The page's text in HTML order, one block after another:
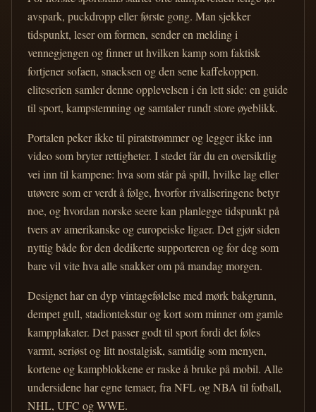
avspark, puckdropp eller første gong. Man sjekker
tidspunkt, leser om formen, sender en melding i
vennegjengen og finner ut hvilken kamp som faktisk
fortjener sofaen, snacksen og den sene kaffekoppen.
eliteserien samler denne opplevelsen i én lett side: en guide
til sport, kampstemning og samtaler rundt store øyeblikk.
Portalen peker ikke til piratstrømmer og legger ikke inn
video som bryter rettigheter. I stedet får du en oversiktlig
vei inn til kampene: hva som står på spill, hvilke lag eller
utøvere som er verdt å følge, hvorfor rivaliseringene betyr
noe, og hvordan norske seere kan planlegge tidspunkt på
tvers av amerikanske og europeiske ligaer. Det gjør siden
nyttig både for den dedikerte supporteren og for deg som
bare vil vite hva alle snakker om på mandag morgen.
Designet har en dyp vintagefølelse med mørk bakgrunn,
dempet gull, stadiontekstur og kort som minner om gamle
kampplakater. Det passer godt til sport fordi det føles
varmt, seriøst og litt nostalgisk, samtidig som menyen,
kortene og kampblokkene er raske å bruke på mobil. Alle
undersidene har egne temaer, fra NFL og NBA til fotball,
NHL, UFC og WWE.